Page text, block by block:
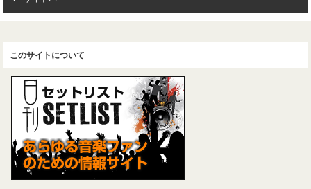
このサイトについて